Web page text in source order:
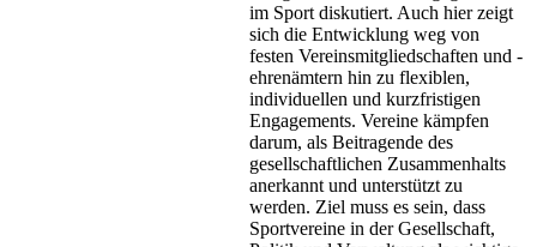
im Sport diskutiert. Auch hier zeigt
sich die Entwicklung weg von
festen Vereinsmitgliedschaften und -
ehrenämtern hin zu flexiblen,
individuellen und kurzfristigen
Engagements. Vereine kämpfen
darum, als Beitragende des
gesellschaftlichen Zusammenhalts
anerkannt und unterstützt zu
werden. Ziel muss es sein, dass
Sportvereine in der Gesellschaft,